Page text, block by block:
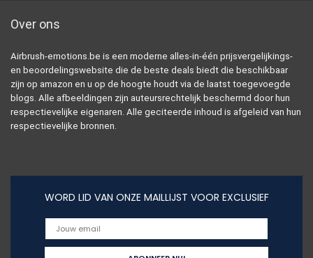
Over ons
Airbrush-emotions.be is een moderne alles-in-één prijsvergelijkings-
en beoordelingswebsite die de beste deals biedt die beschikbaar
zijn op amazon en u op de hoogte houdt via de laatst toegevoegde
blogs. Alle afbeeldingen zijn auteursrechtelijk beschermd door hun
respectievelijke eigenaren. Alle geciteerde inhoud is afgeleid van hun
respectievelijke bronnen.
WORD LID VAN ONZE MAILLIJST VOOR EXCLUSIEF